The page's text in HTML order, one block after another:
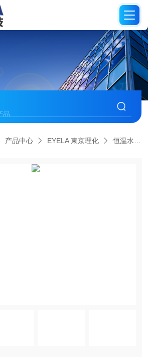
产品中心 EYELA 東京理化 恒温水箱